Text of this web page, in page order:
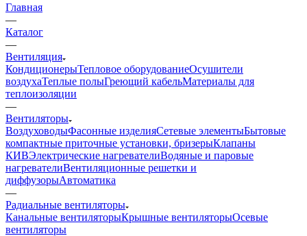
Главная
—
Каталог
—
Вентиляция
КондиционерыТепловое оборудованиеОсушители
воздухаТеплые полыГреющий кабельМатериалы для
теплоизоляции
—
Вентиляторы
ВоздуховодыФасонные изделияСетевые элементыБытовые
компактные приточные установки, бризерыКлапаны
КИВЭлектрические нагревателиВодяные и паровые
нагревателиВентиляционные решетки и
диффузорыАвтоматика
—
Радиальные вентиляторы
Канальные вентиляторыКрышные вентиляторыОсевые
вентиляторы